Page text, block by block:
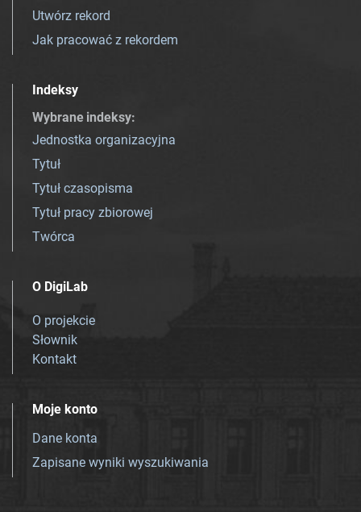
Utwórz rekord
Jak pracować z rekordem
Indeksy
Wybrane indeksy:
Jednostka organizacyjna
Tytuł
Tytuł czasopisma
Tytuł pracy zbiorowej
Twórca
O DigiLab
O projekcie
Słownik
Kontakt
Moje konto
Dane konta
Zapisane wyniki wyszukiwania